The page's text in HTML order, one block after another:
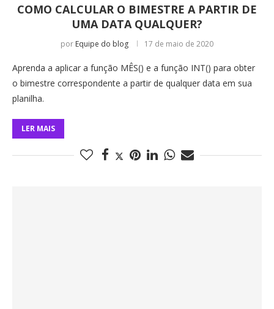
COMO CALCULAR O BIMESTRE A PARTIR DE
UMA DATA QUALQUER?
por Equipe do blog 17 de maio de 2020
Aprenda a aplicar a função MÊS() e a função INT() para obter
o bimestre correspondente a partir de qualquer data em sua
planilha.
LER MAIS